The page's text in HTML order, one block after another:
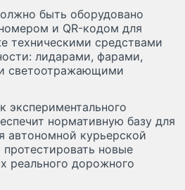
быть оборудовано
и QR-кодом для
техническими средствами
лидарами, фарами,
светоотражающими
экспериментального
нормативную базу для
автономной курьерской
новые
реального дорожного